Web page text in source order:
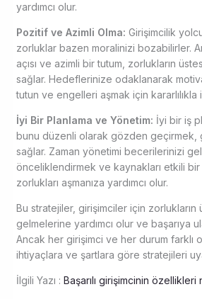
yardımcı olur.
Pozitif ve Azimli Olma: Girişimcilik
zorluklar bazen moralinizi bozabilirler.
açısı ve azimli bir tutum, zorlukların
sağlar. Hedeflerinize odaklanarak
tutun ve engelleri aşmak için kararlılıkla
İyi Bir Planlama ve Yönetim: İyi bir iş
bunu düzenli olarak gözden geçirmek,
sağlar. Zaman yönetimi becerilerinizi
önceliklendirmek ve kaynakları etkili
zorlukları aşmanıza yardımcı olur.
Bu stratejiler, girişimciler için zorlukların
gelmelerine yardımcı olur ve başarıya
Ancak her girişimci ve her durum farklı
ihtiyaçlara ve şartlara göre stratejileri
İlgili Yazı : Başarılı girişimcinin özellikleri